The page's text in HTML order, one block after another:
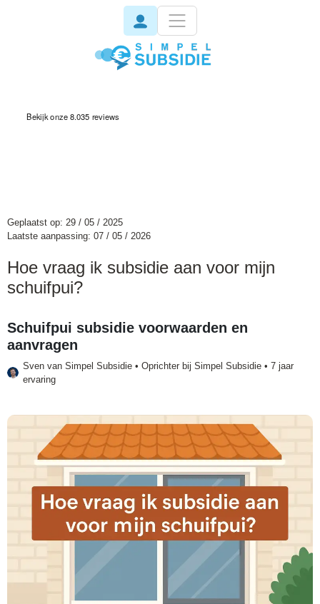
Geplaatst op: 29 / 05 / 2025
Laatste aanpassing: 07 / 05 / 2026
Hoe vraag ik subsidie aan voor mijn
schuifpui?
Schuifpui subsidie voorwaarden en
aanvragen
Sven van Simpel Subsidie • Oprichter bij Simpel Subsidie • 7 jaar
ervaring